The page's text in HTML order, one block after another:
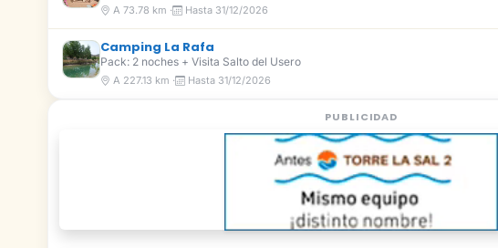
A 73.78 km · Hasta 31/12/2026
Camping La Rafa
Pack: 2 noches + Visita Salto del Usero
A 227.13 km · Hasta 31/12/2026
PUBLICIDAD